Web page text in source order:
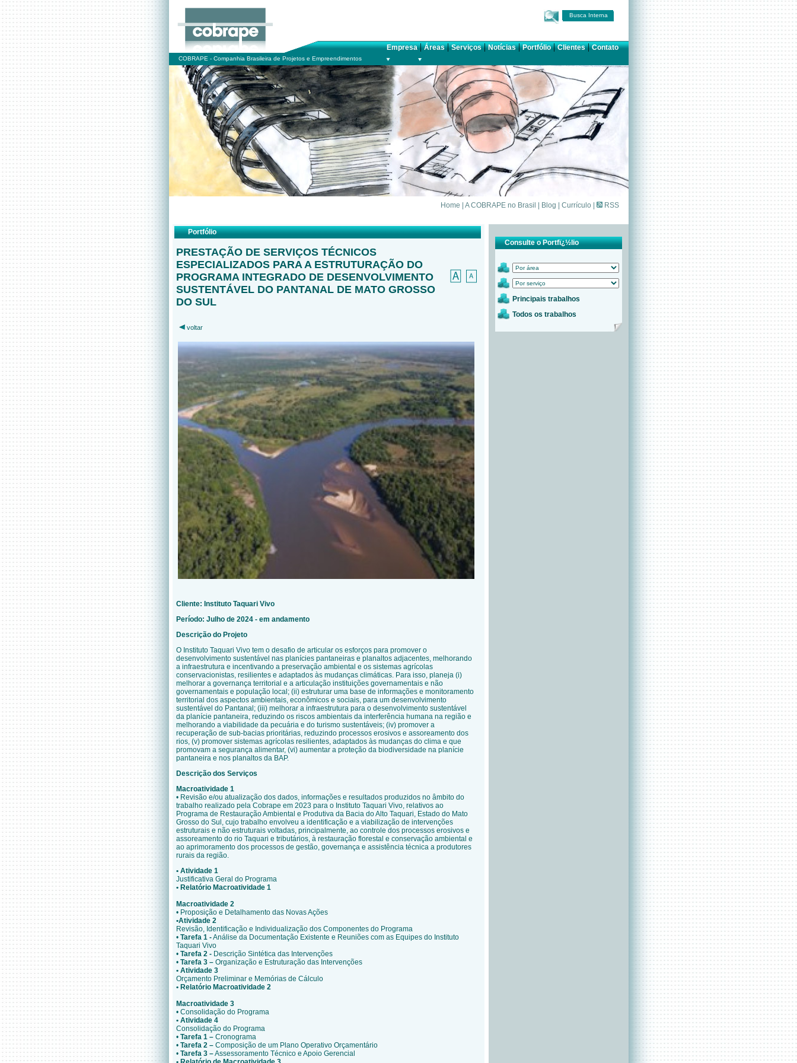
Busca Interna
Empresa|Áreas|Serviços|Notícias|Portfólio|Clientes|Contato
COBRAPE - Companhia Brasileira de Projetos e Empreendimentos
Home A COBRAPE no Brasil Blog Currículo RSS
Portfólio
PRESTAÇÃO DE SERVIÇOS TÉCNICOS
ESPECIALIZADOS PARA A ESTRUTURAÇÃO DO
PROGRAMA INTEGRADO DE DESENVOLVIMENTO
SUSTENTÁVEL DO PANTANAL DE MATO GROSSO
DO SUL
voltar
Cliente: Instituto Taquari Vivo
Período: Julho de 2024 - em andamento
Descrição do Projeto
O Instituto Taquari Vivo tem o desafio de articular os esforços para promover o
desenvolvimento sustentável nas planícies pantaneiras e planaltos adjacentes, melhorando
a infraestrutura e incentivando a preservação ambiental e os sistemas agrícolas
conservacionistas, resilientes e adaptados às mudanças climáticas. Para isso, planeja (i)
melhorar a governança territorial e a articulação instituições governamentais e não
governamentais e população local; (ii) estruturar uma base de informações e monitoramento
territorial dos aspectos ambientais, econômicos e sociais, para um desenvolvimento
sustentável do Pantanal; (iii) melhorar a infraestrutura para o desenvolvimento sustentável
da planície pantaneira, reduzindo os riscos ambientais da interferência humana na região e
melhorando a viabilidade da pecuária e do turismo sustentáveis; (iv) promover a
recuperação de sub-bacias prioritárias, reduzindo processos erosivos e assoreamento dos
rios, (v) promover sistemas agrícolas resilientes, adaptados às mudanças do clima e que
promovam a segurança alimentar, (vi) aumentar a proteção da biodiversidade na planície
pantaneira e nos planaltos da BAP.
Descrição dos Serviços
Macroatividade 1
• Revisão e/ou atualização dos dados, informações e resultados produzidos no âmbito do
trabalho realizado pela Cobrape em 2023 para o Instituto Taquari Vivo, relativos ao
Programa de Restauração Ambiental e Produtiva da Bacia do Alto Taquari, Estado do Mato
Grosso do Sul, cujo trabalho envolveu a identificação e a viabilização de intervenções
estruturais e não estruturais voltadas, principalmente, ao controle dos processos erosivos e
assoreamento do rio Taquari e tributários, à restauração florestal e conservação ambiental e
ao aprimoramento dos processos de gestão, governança e assistência técnica a produtores
rurais da região.
• Atividade 1
Justificativa Geral do Programa
• Relatório Macroatividade 1
Macroatividade 2
• Proposição e Detalhamento das Novas Ações
•Atividade 2
Revisão, Identificação e Individualização dos Componentes do Programa
• Tarefa 1 -Análise da Documentação Existente e Reuniões com as Equipes do Instituto
Taquari Vivo
• Tarefa 2 - Descrição Sintética das Intervenções
• Tarefa 3 – Organização e Estruturação das Intervenções
• Atividade 3
Orçamento Preliminar e Memórias de Cálculo
• Relatório Macroatividade 2
Macroatividade 3
• Consolidação do Programa
• Atividade 4
Consolidação do Programa
• Tarefa 1 – Cronograma
• Tarefa 2 – Composição de um Plano Operativo Orçamentário
• Tarefa 3 –Assessoramento Técnico e Apoio Gerencial
Consulte o Portfï¿½lio
Principais trabalhos
Todos os trabalhos